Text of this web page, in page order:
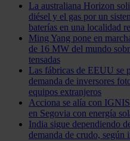
La australiana Horizon
diésel y el gas por un
baterías en una localidad
Ming Yang pone en
de 16 MW del mundo
tensadas
Las fábricas de EEUU se
demanda de inversores
equipos extranjeros
Acciona se alía con
en Segovia con energía
India sigue dependiendo
demanda de crudo,